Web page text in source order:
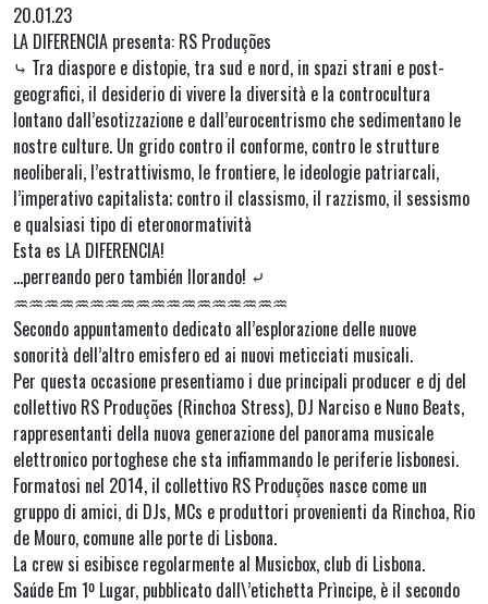
20.01.23
LA DIFERENCIA presenta: RS Produções
⤷ Tra diaspore e distopie, tra sud e nord, in spazi strani e post-
geografici, il desiderio di vivere la diversità e la controcultura
lontano dall’esotizzazione e dall’eurocentrismo che sedimentano le
nostre culture. Un grido contro il conforme, contro le strutture
neoliberali, l’estrattivismo, le frontiere, le ideologie patriarcali,
l’imperativo capitalista; contro il classismo, il razzismo, il sessismo
e qualsiasi tipo di eteronormatività
Esta es LA DIFERENCIA!
…perreando pero también llorando! ⤶
♒︎♒︎♒︎♒︎♒︎♒︎♒︎♒︎♒︎♒︎♒︎♒︎♒︎♒︎♒︎♒︎♒︎♒︎
Secondo appuntamento dedicato all’esplorazione delle nuove
sonorità dell’altro emisfero ed ai nuovi meticciati musicali.
Per questa occasione presentiamo i due principali producer e dj del
collettivo RS Produções (Rinchoa Stress), DJ Narciso e Nuno Beats,
rappresentanti della nuova generazione del panorama musicale
elettronico portoghese che sta infiammando le periferie lisbonesi.
Formatosi nel 2014, il collettivo RS Produções nasce come un
gruppo di amici, di DJs, MCs e produttori provenienti da Rinchoa, Rio
de Mouro, comune alle porte di Lisbona.
La crew si esibisce regolarmente al Musicbox, club di Lisbona.
Saú​de Em 1º Lugar, pubblicato dall\’etichetta Prìncipe, è il secondo